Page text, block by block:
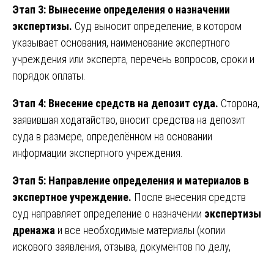
Этап 3: Вынесение определения о назначении
экспертизы. Суд выносит определение, в котором
указывает основания, наименование экспертного
учреждения или эксперта, перечень вопросов, сроки и
порядок оплаты.
Этап 4: Внесение средств на депозит суда. Сторона,
заявившая ходатайство, вносит средства на депозит
суда в размере, определённом на основании
информации экспертного учреждения.
Этап 5: Направление определения и материалов в
экспертное учреждение. После внесения средств
суд направляет определение о назначении экспертизы
дренажа и все необходимые материалы (копии
искового заявления, отзыва, документов по делу,